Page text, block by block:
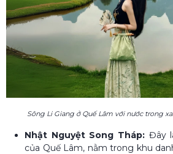
Sông Li Giang ở Quế Lâm với nước trong
Nhật Nguyệt Song Tháp: Đây
của Quế Lâm, nằm trong khu